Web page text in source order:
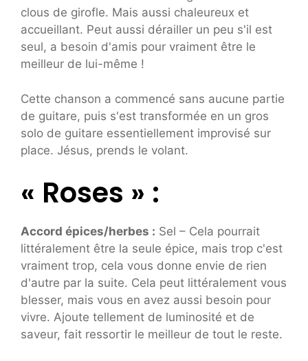
clous de girofle. Mais aussi chaleureux et
accueillant. Peut aussi dérailler un peu s'il est
seul, a besoin d'amis pour vraiment être le
meilleur de lui-même !
Cette chanson a commencé sans aucune partie
de guitare, puis s'est transformée en un gros
solo de guitare essentiellement improvisé sur
place. Jésus, prends le volant.
« Roses » :
Accord épices/herbes : Sel – Cela pourrait
littéralement être la seule épice, mais trop c'est
vraiment trop, cela vous donne envie de rien
d'autre par la suite. Cela peut littéralement vous
blesser, mais vous en avez aussi besoin pour
vivre. Ajoute tellement de luminosité et de
saveur, fait ressortir le meilleur de tout le reste.